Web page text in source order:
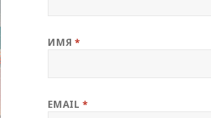
ИМЯ *
EMAIL*